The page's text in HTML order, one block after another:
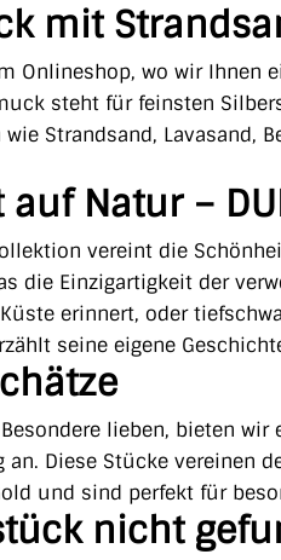
mit
Onlineshop, wo wir Ihnen
steht für feinsten
Strandsand, Lavasand,
Natur –
vereint die
die Einzigartigkeit der
erinnert, oder
seine eigene
lieben, bieten
an. Diese Stücke vereinen
und sind perfekt für
nicht